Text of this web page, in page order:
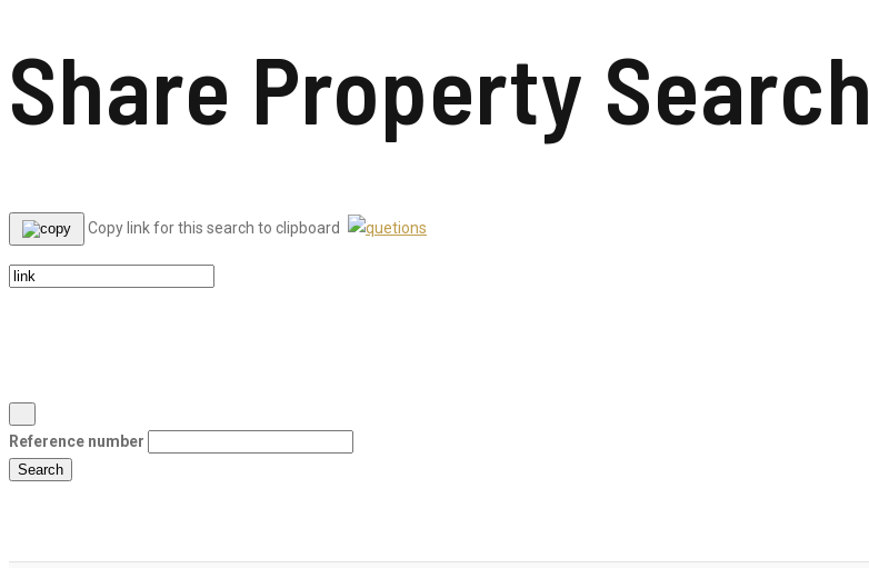
Share Property Search
Copy link for this search to clipboard
Reference number
Search